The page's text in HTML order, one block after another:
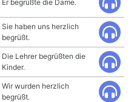
Er begrüßte die Dame.
Sie haben uns herzlich
begrüßt.
Die Lehrer begrüßten die
Kinder.
Wir wurden herzlich
begrüßt.